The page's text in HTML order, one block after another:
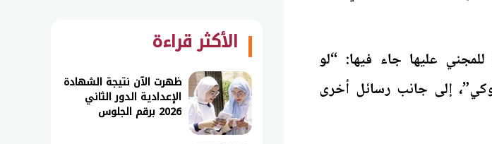
عليها جاء فيها: “لو
إلى جانب رسائل أخرى
الأكثر قراءة
ظهرت الآن نتيجة الشهادة
الإعدادية الدور الثاني
2026 برقم الجلوس